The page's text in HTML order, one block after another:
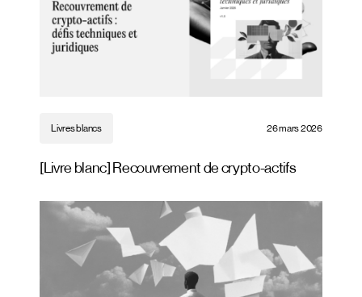
Livres blancs 26 mars 2026
[Livre blanc] Recouvrement de crypto-actifs